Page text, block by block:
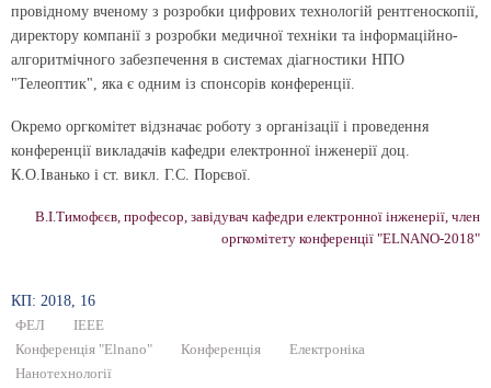
провідному вченому з розробки цифрових технологій рентгеноскопії,
директору компанії з розробки медичної техніки та інформаційно-
алгоритмічного забезпечення в системах діагностики НПО
"Телеоптик", яка є одним із спонсорів конференції.
Окремо оргкомітет відзначає роботу з організації і проведення
конференції викладачів кафедри електронної інженерії доц.
К.О.Іванько і ст. викл. Г.С. Порєвої.
В.І.Тимофєєв, професор, завідувач кафедри електронної інженерії, член
оргкомітету конференції "ELNANO-2018"
КП: 2018, 16
ФЕЛ
IEEE
Конференція "Elnano"
Конференція
Електроніка
Нанотехнології